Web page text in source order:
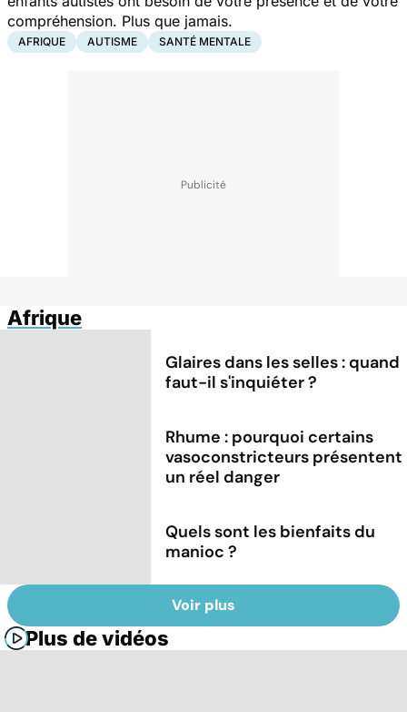
compréhension. Plus que jamais.
AFRIQUE AUTISME SANTÉ MENTALE
Afrique
Glaires dans les selles : quand
faut-il s'inquiéter ?
Rhume : pourquoi certains
vasoconstricteurs présentent
un réel danger
Quels sont les bienfaits du
manioc ?
Voir plus
Plus de vidéos